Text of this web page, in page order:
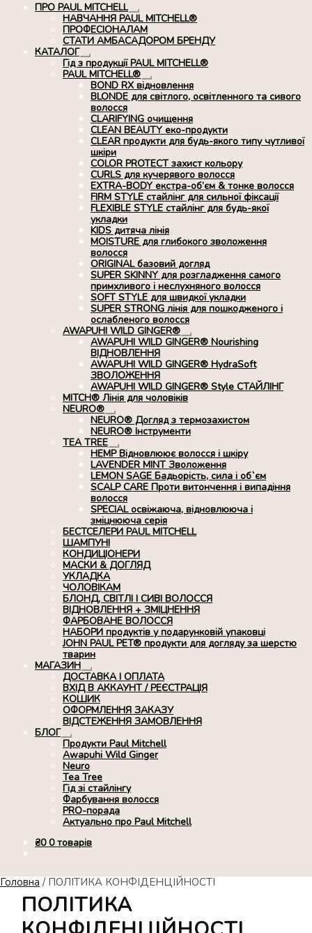
ПРО PAUL MITCHELL
Розгорнуте
вкладене
меню
НАВЧАННЯ PAUL MITCHELL®
ПРОФЕСІОНАЛАМ
СТАТИ АМБАСАДОРОМ БРЕНДУ
КАТАЛОГ
Розгорнуте
вкладене
меню
Гід з продукції PAUL MITCHELL®
PAUL MITCHELL®
Розгорнуте
вкладене
меню
BOND RX вiдновлення
BLONDE для світлого, освітленного та сивого
волосся
CLARIFYING очищення
CLEAN BEAUTY еко-продукти
CLEAR продукти для будь-якого типу чутливої
шкіри
COLOR PROTECT захист кольору
CURLS для кучерявого волосся
EXTRA-BODY екстра-об’єм & тонке волосся
FIRM STYLE стайлінг для сильної фіксації
FLEXIBLE STYLE стайлінг для будь-якої
укладки
KIDS дитяча лінія
MOISTURE для глибокого зволоження
волосся
ORIGINAL базовий догляд
SUPER SKINNY для розгладження самого
примхливого і неслухняного волосся
SOFT STYLE для швидкої укладки
SUPER STRONG лінія для пошкодженого і
ослабленого волосся
AWAPUHI WILD GINGER®
Розгорнуте
вкладене
меню
AWAPUHI WILD GINGER® Nourishing
ВІДНОВЛЕННЯ
AWAPUHI WILD GINGER® HydraSoft
ЗВОЛОЖЕННЯ
AWAPUHI WILD GINGER® Style СТАЙЛІНГ
MITCH® Лінія для чоловіків
NEURO®
Розгорнуте
вкладене
меню
NEURO® Догляд з термозахистом
NEURO® Інструменти
TEA TREE
Розгорнуте
вкладене
меню
HEMP Відновлюює волосся і шкіру
LAVENDER MINT Зволоження
LEMON SAGE Бадьорість, сила і об`єм
SCALP CARE Проти витончення і випадіння
волосся
SPECIAL освіжаюча, відновлююча і
зміцнююча серія
БЕСТСЕЛЕРИ PAUL MITCHELL
ШАМПУНІ
КОНДИЦІОНЕРИ
МАСКИ & ДОГЛЯД
УКЛАДКА
ЧОЛОВІКАМ
БЛОНД, СВІТЛІ І СИВІ ВОЛОССЯ
ВІДНОВЛЕННЯ + ЗМІЦНЕННЯ
ФАРБОВАНЕ ВОЛОССЯ
НАБОРИ продуктів у подарунковій упаковці
JOHN PAUL PET® продукти для догляду за шерстю
тварин
МАГАЗИН
Розгорнуте
вкладене
меню
ДОСТАВКА І ОПЛАТА
ВХІД В АККАУНТ / РЕЄСТРАЦІЯ
КОШИК
ОФОРМЛЕННЯ ЗАКАЗУ
ВІДСТЕЖЕННЯ ЗАМОВЛЕННЯ
БЛОГ
Розгорнуте
вкладене
меню
Продукти Paul Mitchell
Awapuhi Wild Ginger
Neuro
Tea Tree
Гід зі стайлінгу
Фарбування волосся
PRO-порада
Актуально про Paul Mitchell
₴0 0 товарів
Головна / ПОЛІТИКА КОНФІДЕНЦІЙНОСТІ
ПОЛІТИКА